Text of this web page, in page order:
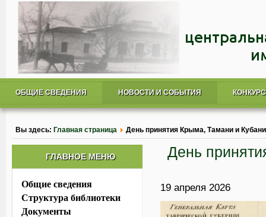
ОБЩИЕ СВЕДЕНИЯ НОВОСТИ И СОБЫТИЯ
Вы здесь: Главная страница День принятия Крыма, Тамани и
День
19 апреля 2026
ГЛАВНОЕ МЕНЮ
Общие сведения
Структура библиотеки
Документы